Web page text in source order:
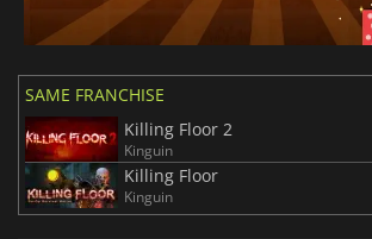
SAME FRANCHISE
Killing Floor 2
Kinguin
Killing Floor
Kinguin